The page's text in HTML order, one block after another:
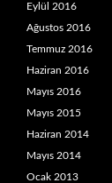
Eylül 2016
Ağustos 2016
Temmuz 2016
Haziran 2016
Mayıs 2016
Mayıs 2015
Haziran 2014
Mayıs 2014
Ocak 2013